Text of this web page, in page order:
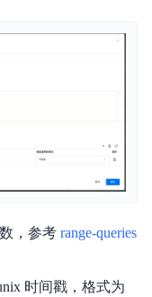
，参考 range-queries
时间戳，格式为